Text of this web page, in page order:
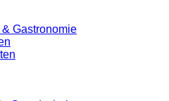
Gastronomie